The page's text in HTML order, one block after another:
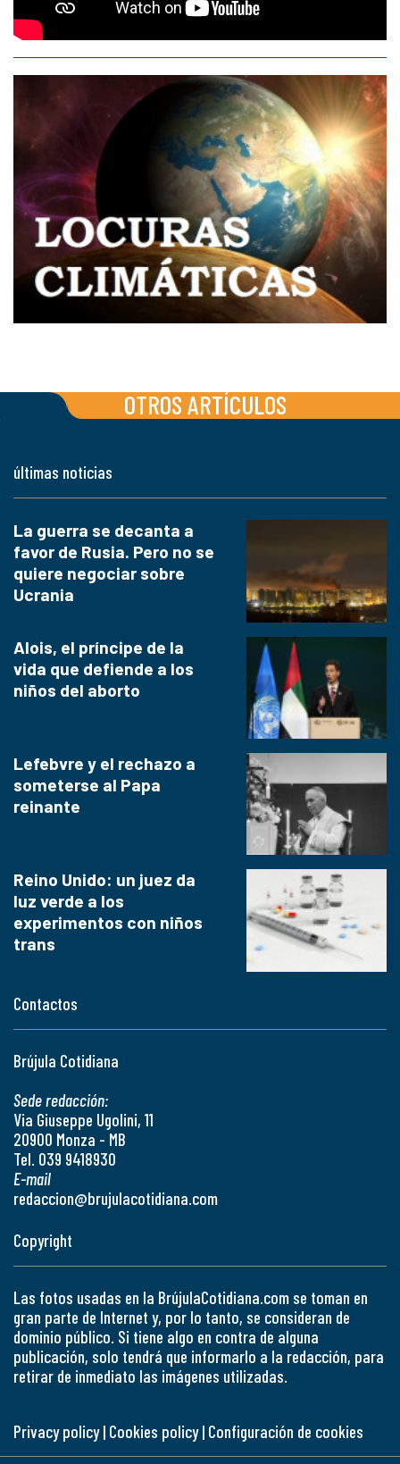
OTROS ARTÍCULOS
Contactos
Brújula Cotidiana
Sede redacción:
Via Giuseppe Ugolini, 11
20900 Monza - MB
Tel. 039 9418930
E-mail
redaccion@brujulacotidiana.com
últimas noticias
La guerra se decanta a
favor de Rusia. Pero no se
quiere negociar sobre
Ucrania
Alois, el príncipe de la
vida que defiende a los
niños del aborto
Lefebvre y el rechazo a
someterse al Papa
reinante
Reino Unido: un juez da
luz verde a los
experimentos con niños
trans
Copyright
Las fotos usadas en la BrújulaCotidiana.com se toman en
gran parte de Internet y, por lo tanto, se consideran de
dominio público. Si tiene algo en contra de alguna
publicación, solo tendrá que informarlo a la redacción, para
retirar de inmediato las imágenes utilizadas.
Privacy policy| Cookies policy| Configuración de cookies